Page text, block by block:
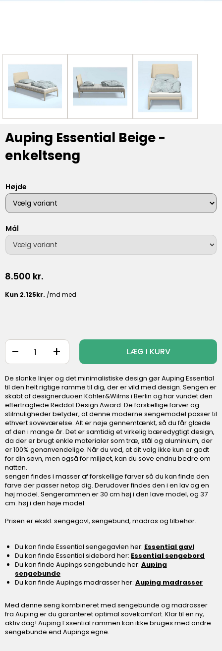
Auping Essential Beige -
enkeltseng
Højde
Mål
8.500 kr.
+
- LÆG I KURV
De slanke linjer og det minimalistiske design gør Auping Essential
til den helt rigtige ramme til dig, der er vild med design. Sengen er
skabt af designerduoen Köhler&Wilms i Berlin og har vundet den
eftertragtede Reddot Design Award. De forskellige farver og
stilmuligheder betyder, at denne moderne sengemodel passer til
ethvert soveværelse. Alt er nøje gennemtænkt, så du får glæde
af den i mange år. Det er samtidig et virkelig bæredygtigt design,
da der er brugt enkle materialer som træ, stål og aluminium, der
er 100% genanvendelige. Når du ved, at dit valg ikke kun er godt
for din søvn, men også for miljøet, kan du sove endnu bedre om
natten.
sengen findes i masser af forskellige farver så du kan finde den
farve der passer netop dig. Derudover findes den i en lav og en
høj model. Sengerammen er 30 cm høj i den lave model, og 37
cm. høj i den høje model.
Prisen er ekskl. sengegavl, sengebund, madras og tilbehør.
Du kan finde Essential sengegavlen her: Essential gavl
Du kan finde Essential sidebord her: Essential sengebord
Du kan finde Aupings sengebunde her: Auping
sengebunde
Du kan finde Aupings madrasser her: Auping madrasser
Med denne seng kombineret med sengebunde og madrasser
fra Auping er du garanteret optimal sovekomfort. Klar til en ny,
aktiv dag! Auping Essential rammen kan ikke bruges med andre
sengebunde end Aupings egne.